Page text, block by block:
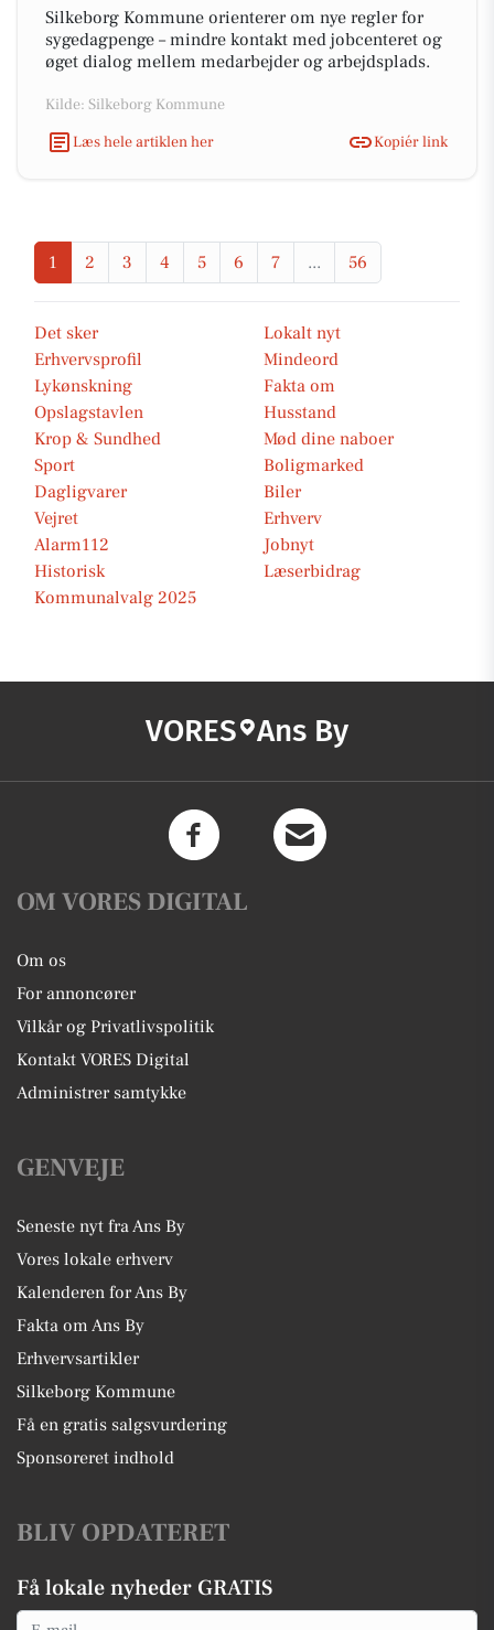
Silkeborg Kommune orienterer om nye regler for
sygedagpenge – mindre kontakt med jobcenteret og
øget dialog mellem medarbejder og arbejdsplads.
Kilde: Silkeborg Kommune
Læs hele artiklen her
Kopiér link
1 2 3 4 5 6 7 ... 56
Det sker
Lokalt nyt
Erhvervsprofil
Mindeord
Lykønskning
Fakta om
Opslagstavlen
Husstand
Krop & Sundhed
Mød dine naboer
Sport
Boligmarked
Dagligvarer
Biler
Vejret
Erhverv
Alarm112
Jobnyt
Historisk
Læserbidrag
Kommunalvalg 2025
VORES Ans By
OM VORES DIGITAL
Om os
For annoncører
Vilkår og Privatlivspolitik
Kontakt VORES Digital
Administrer samtykke
GENVEJE
Seneste nyt fra Ans By
Vores lokale erhverv
Kalenderen for Ans By
Fakta om Ans By
Erhvervsartikler
Silkeborg Kommune
Få en gratis salgsvurdering
Sponsoreret indhold
BLIV OPDATERET
Få lokale nyheder GRATIS
Email